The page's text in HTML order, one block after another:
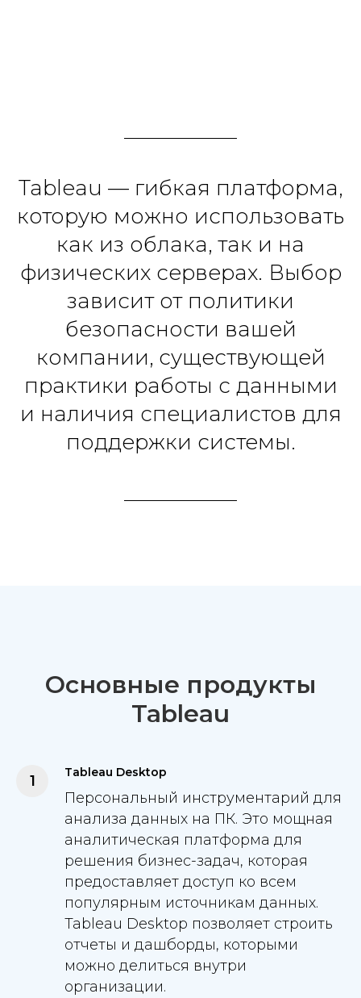
Tableau — гибкая платформа,
которую можно использовать
как из облака, так и на
физических серверах. Выбор
зависит от политики
безопасности вашей
компании, существующей
практики работы с данными
и наличия специалистов для
поддержки системы.
Основные продукты
Tableau
Tableau Desktop
Персональный инструментарий для
анализа данных на ПК. Это мощная
аналитическая платформа для
решения бизнес-задач, которая
предоставляет доступ ко всем
популярным источникам данных.
Tableau Desktop позволяет строить
отчеты и дашборды, которыми
можно делиться внутри
организации.